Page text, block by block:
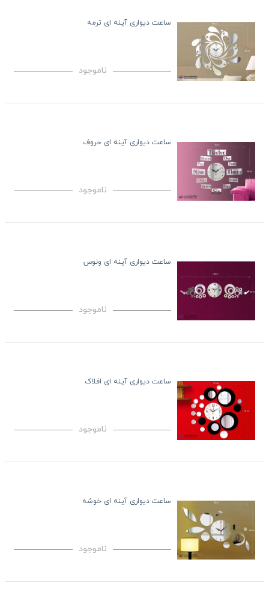
ساعت دیواری آینه ای ترمه
ناموجود
ساعت دیواری آینه ای حروف
ناموجود
ساعت دیواری آینه ای ونوس
ناموجود
ساعت دیواری آینه ای افلاک
ناموجود
ساعت دیواری آینه ای خوشه
ناموجود